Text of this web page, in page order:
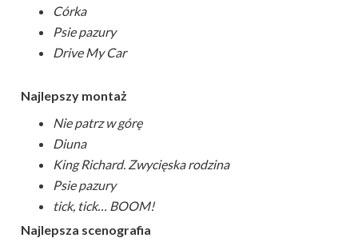
Córka
Psie pazury
Drive My Car
Najlepszy montaż
Nie patrz w górę
Diuna
King Richard. Zwycięska rodzina
Psie pazury
tick, tick… BOOM!
Najlepsza scenografia